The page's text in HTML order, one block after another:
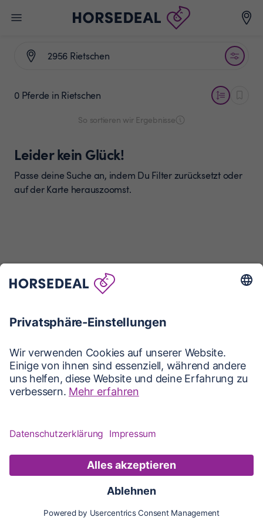
Karte Updates Konto
Karte
0 Pferde in Rietschen
So sortieren wir Ergebnisse
Leider kein Glück!
Passe deine Suche an, indem Du Filter zurücksetzt oder
auf der Karte herauszoomst.